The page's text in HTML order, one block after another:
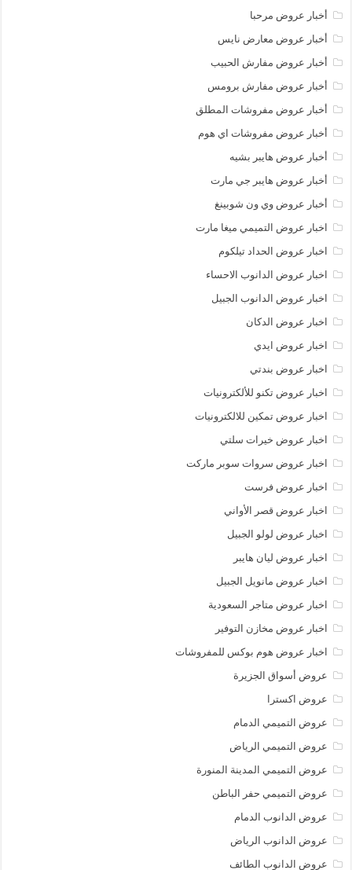
أخبار عروض مرحبا
أخبار عروض معارض نايس
أخبار عروض مفارش الحبيب
أخبار عروض مفارش برومس
أخبار عروض مفروشات المطلق
أخبار عروض مفروشات اي هوم
أخبار عروض هايبر بشيه
أخبار عروض هايبر جي مارت
أخبار عروض وي ون شوبينغ
اخبار عروض التميمي ميغا مارت
اخبار عروض الحداد تيلكوم
اخبار عروض الدانوب الاحساء
اخبار عروض الدانوب الجبيل
اخبار عروض الدكان
اخبار عروض ايدي
اخبار عروض بندتي
اخبار عروض تكنو للألكترونيات
اخبار عروض تمكين للالكترونيات
اخبار عروض خيرات سلتي
اخبار عروض سروات سوبر ماركت
اخبار عروض فرست
اخبار عروض قصر الأواني
اخبار عروض لولو الجبيل
اخبار عروض ليان هايبر
اخبار عروض مانويل الجبيل
اخبار عروض متاجر السعودية
اخبار عروض مخازن التوفير
اخبار عروض هوم بوكس للمفروشات
عروض أسواق الجزيرة
عروض اكسترا
عروض التميمي الدمام
عروض التميمي الرياض
عروض التميمي المدينة المنورة
عروض التميمي حفر الباطن
عروض الدانوب الدمام
عروض الدانوب الرياض
عروض الدانوب الطائف